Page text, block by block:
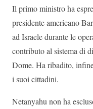
Il primo ministro ha
presidente americano
ad Israele durante le
contributo al sistema di
Dome. Ha ribadito,
i suoi cittadini.
Netanyahu non ha